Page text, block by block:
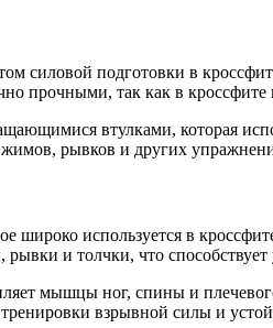
силовой подготовки в
прочными, так как в
втулками, которая
рывков и других
широко используется в
и толчки, что
мышцы ног, спины и
взрывной силы и